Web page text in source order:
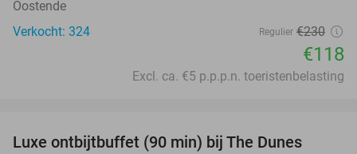
Oostende
Verkocht: 324
Regulier €230
€118
Excl. ca. €5 p.p.p.n. toeristenbelasting
Luxe ontbijtbuffet (90 min) bij The Dunes